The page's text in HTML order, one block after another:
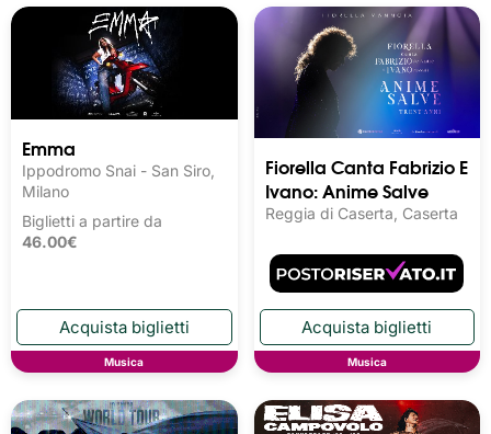
Emma
Ippodromo Snai - San Siro,
Milano
Biglietti a partire da
46.00€
Musica
Fiorella Canta Fabrizio E
Ivano: Anime Salve
Reggia di Caserta, Caserta
Musica